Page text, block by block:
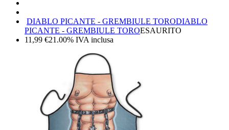
DIABLO PICANTE - GREMBIULE TORODIABLO
PICANTE - GREMBIULE TOROESAURITO
11,99 €21.00% IVA inclusa